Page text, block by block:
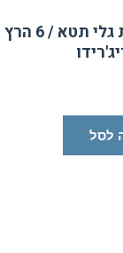
מדיטציית גלי תטא / 6 הרץ
לסל